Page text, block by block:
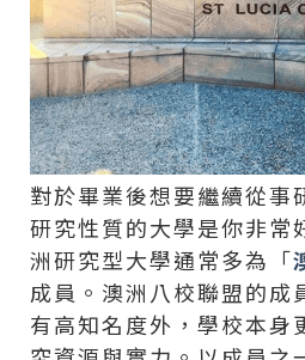
對於畢業後想要繼續從事
研究性質的大學是你非常
洲研究型大學通常多為「
成員。澳洲八校聯盟的成
有高知名度外，學校本身